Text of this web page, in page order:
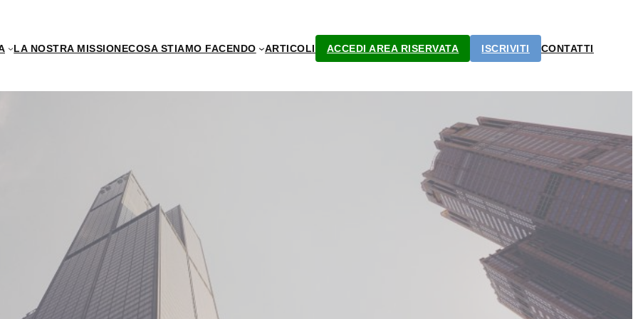
LA NOSTRA MISSIONECOSA STIAMO FACENDO ARTICOLI ACCEDI AREA RISERVATA ISCRIVITI CONTATTI